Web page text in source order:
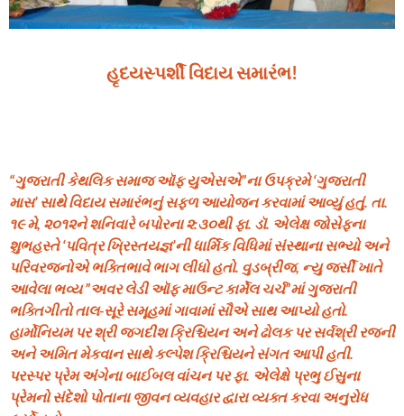
હૃદયસ્પર્શી વિદાય સમારંભ!
“ગુજરાતી કેથલિક સમાજ ઑફ યુએસએ”ના ઉપક્રમે ‘ગુજરાતી
માસ’ સાથે વિદાય સમારંભનું સફળ આયોજન કરવામાં આવ્યું હતું. તા.
૧૯ મે, ૨૦૧૨ને શનિવારે બપોરના ૨:૩૦થી ફા. ડૉ. એલેક્ષ જોસેફના
શુભહસ્તે ‘પવિત્ર ખ્રિસ્તયજ્ઞ’ની ધાર્મિક વિધિમાં સંસ્થાના સભ્યો અને
પરિવરજનોએ ભક્તિભાવે ભાગ લીધો હતો. વુડબ્રીજ, ન્યુ જર્સી ખાતે
આવેલા ભવ્ય ”અવર લેડી ઑફ માઉન્ટ કાર્મેલ ચર્ચ”માં ગુજરાતી
ભક્તિગીતો તાલ-સૂરે સમૂહમાં ગાવામાં સૌએ સાથ આપ્યો હતો.
હાર્મોનિયમ પર શ્રી જગદીશ ક્રિશ્ચિયન અને ઢોલક પર સર્વશ્રી રજની
અને અમિત મેકવાન સાથે કલ્પેશ ક્રિશ્ચિયને સંગત આપી હતી.
પરસ્પર પ્રેમ અંગેના બાઈબલ વાંચન પર ફા. એલેક્ષે પ્રભુ ઈસુના
પ્રેમનો સંદેશો પોતાના જીવન વ્યવહાર દ્વારા વ્યક્ત કરવા અનુરોધ